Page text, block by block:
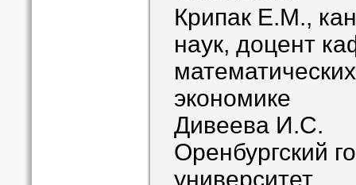
Крипак Е.М.,
наук, доцент
экономике
Дивеева И.С.
Оренбургский
университет